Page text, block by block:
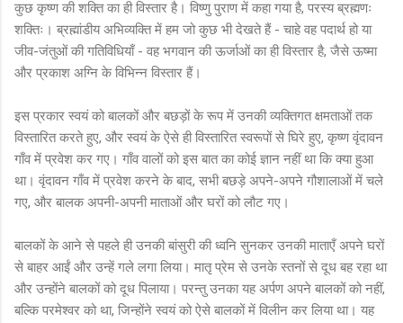
कुछ कृष्ण की शक्ति का ही विस्तार है। विष्णु पुराण में कहा गया है, परस्य ब्रह्मणः
शक्तिः। ब्रह्मांडीय अभिव्यक्ति में हम जो कुछ भी देखते हैं - चाहे वह पदार्थ हो या
जीव-जंतुओं की गतिविधियाँ - वह भगवान की ऊर्जाओं का ही विस्तार है, जैसे ऊष्मा
और प्रकाश अग्नि के विभिन्न विस्तार हैं।
इस प्रकार स्वयं को बालकों और बछड़ों के रूप में उनकी व्यक्तिगत क्षमताओं तक
विस्तारित करते हुए, और स्वयं के ऐसे ही विस्तारित स्वरूपों से घिरे हुए, कृष्ण वृंदावन
गाँव में प्रवेश कर गए। गाँव वालों को इस बात का कोई ज्ञान नहीं था कि क्या हुआ
था। वृंदावन गाँव में प्रवेश करने के बाद, सभी बछड़े अपने-अपने गौशालाओं में चले
गए, और बालक अपनी-अपनी माताओं और घरों को लौट गए।
बालकों के आने से पहले ही उनकी बांसुरी की ध्वनि सुनकर उनकी माताएँ अपने घरों
से बाहर आईं और उन्हें गले लगा लिया। मातृ प्रेम से उनके स्तनों से दूध बह रहा था
और उन्होंने बालकों को दूध पिलाया। परन्तु उनका यह अर्पण अपने बालकों को नहीं,
बल्कि परमेश्वर को था, जिन्होंने स्वयं को ऐसे बालकों में विलीन कर लिया था। यह